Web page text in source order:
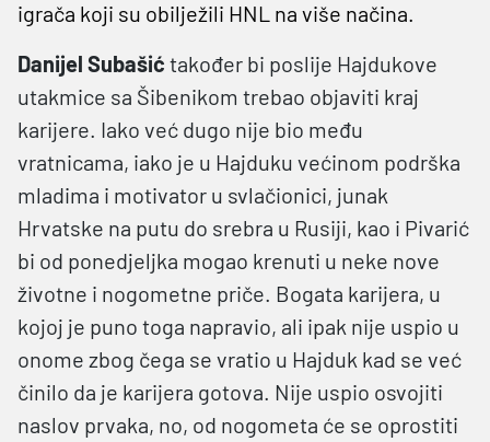
igrača koji su obilježili HNL na više načina.
Danijel Subašić također bi poslije Hajdukove
utakmice sa Šibenikom trebao objaviti kraj
karijere. Iako već dugo nije bio među
vratnicama, iako je u Hajduku većinom podrška
mladima i motivator u svlačionici, junak
Hrvatske na putu do srebra u Rusiji, kao i Pivarić
bi od ponedjeljka mogao krenuti u neke nove
životne i nogometne priče. Bogata karijera, u
kojoj je puno toga napravio, ali ipak nije uspio u
onome zbog čega se vratio u Hajduk kad se već
činilo da je karijera gotova. Nije uspio osvojiti
naslov prvaka, no, od nogometa će se oprostiti